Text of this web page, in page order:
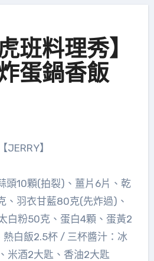
班料理秀】
蛋鍋香飯
JERRY】
頭10顆(拍裂)、薑片6片、乾
、羽衣甘藍80克(先炸過)、
白粉50克、蛋白4顆、蛋黃2
白飯2.5杯 / 三杯醬汁：冰
米酒2大匙、香油2大匙